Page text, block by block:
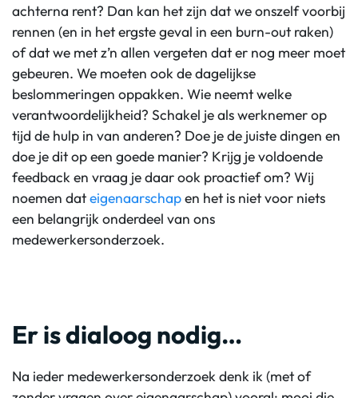
achterna rent? Dan kan het zijn dat we onszelf voorbij
rennen (en in het ergste geval in een burn-out raken)
of dat we met z’n allen vergeten dat er nog meer moet
gebeuren. We moeten ook de dagelijkse
beslommeringen oppakken. Wie neemt welke
verantwoordelijkheid? Schakel je als werknemer op
tijd de hulp in van anderen? Doe je de juiste dingen en
doe je dit op een goede manier? Krijg je voldoende
feedback en vraag je daar ook proactief om? Wij
noemen dateigenaarschapen het is niet voor niets
een belangrijk onderdeel van ons
medewerkersonderzoek.
Er is dialoog nodig…
Na ieder medewerkersonderzoek denk ik (met of